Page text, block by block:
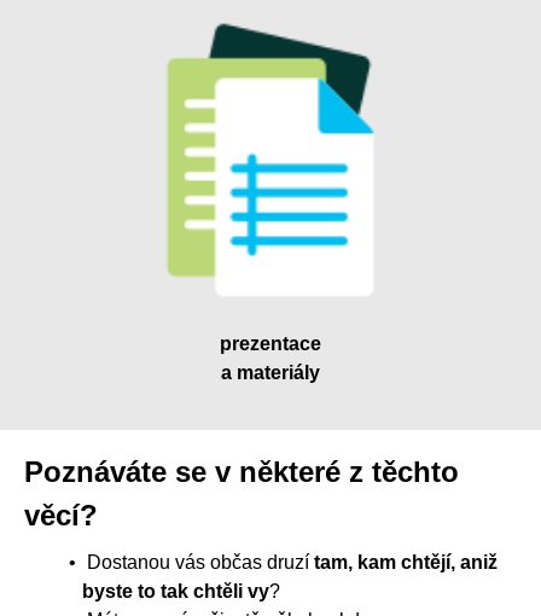
prezentace
a materiály
Poznáváte se v některé z těchto
věcí?
Dostanou vás občas druzí tam, kam chtějí, aniž
byste to tak chtěli vy?